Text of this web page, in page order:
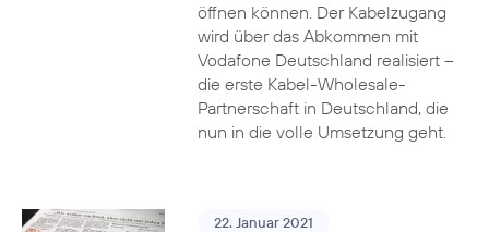
öffnen können. Der Kabelzugang
wird über das Abkommen mit
Vodafone Deutschland realisiert –
die erste Kabel-Wholesale-
Partnerschaft in Deutschland, die
nun in die volle Umsetzung geht.
22. Januar 2021